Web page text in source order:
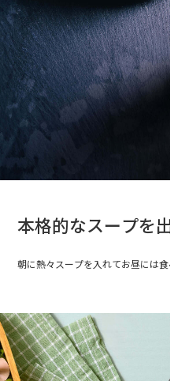
本格的なスープを
朝に熱々スープを入れてお昼には食